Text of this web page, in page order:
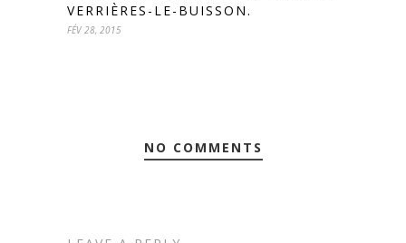
VERRIÈRES-LE-BUISSON.
FÉV 28, 2015
NO COMMENTS